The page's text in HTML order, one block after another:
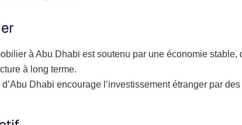
à Abu Dhabi est soutenu par une économie
à long terme.
Dhabi encourage l’investissement étranger par